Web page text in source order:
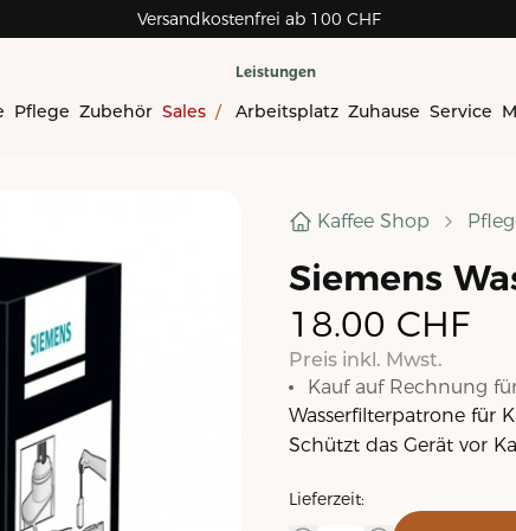
Versandkostenfrei ab 100 CHF
Pflege Zubehör Sales /
Leistungen
Arbeitsplatz Zuhause Service
Kaffee Shop
Siemens
18.00 CHF
Preis inkl. Mwst.
Kauf auf Rechnung
Wasserfilterpatrone für
Schützt das Gerät vor
Lieferzeit: